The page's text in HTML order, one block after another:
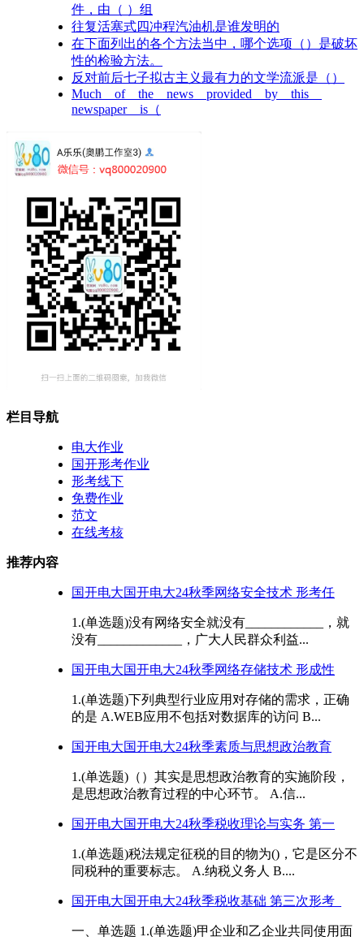
件，由（ ）组
往复活塞式四冲程汽油机是谁发明的
在下面列出的各个方法当中，哪个选项（）是破坏
性的检验方法。
反对前后七子拟古主义最有力的文学流派是（）
Much of the news provided by this
newspaper is（
栏目导航
电大作业
国开形考作业
形考线下
免费作业
范文
在线考核
推荐内容
国开电大国开电大24秋季网络安全技术 形考任
1.(单选题)没有网络安全就没有____________，就
没有_____________，广大人民群众利益...
国开电大国开电大24秋季网络存储技术 形成性
1.(单选题)下列典型行业应用对存储的需求，正确
的是 A.WEB应用不包括对数据库的访问 B...
国开电大国开电大24秋季素质与思想政治教育
1.(单选题)（）其实是思想政治教育的实施阶段，
是思想政治教育过程的中心环节。 A.信...
国开电大国开电大24秋季税收理论与实务 第一
1.(单选题)税法规定征税的目的物为()，它是区分不
同税种的重要标志。 A.纳税义务人 B....
国开电大国开电大24秋季税收基础 第三次形考_
一、单选题 1.(单选题)甲企业和乙企业共同使用面